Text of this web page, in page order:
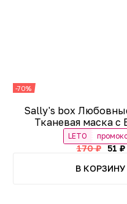
-70%
Sally's box
Тканевая маска с
LETO
170 ₽
51 ₽
В КОРЗИНУ